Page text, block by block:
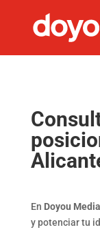
En Doyou Media
y potenciar tu